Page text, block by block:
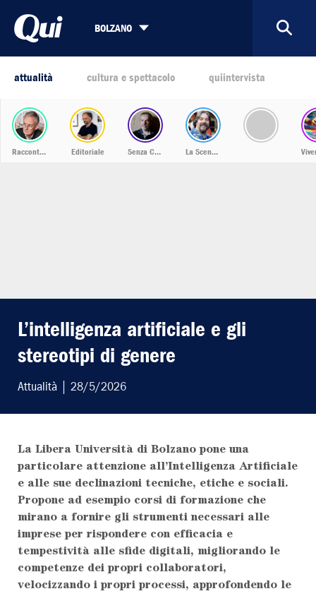
BOLZANO
SCRIVI AL
ABBONATI AL
attualità cultura e spettacolo quiintervista
L’intelligenza artificiale e gli
stereotipi di genere
Attualità | 28/5/2026
La Libera Università di Bolzano pone una
particolare attenzione all’Intelligenza Artificiale
e alle sue declinazioni tecniche, etiche e sociali.
Propone ad esempio corsi di formazione che
mirano a fornire gli strumenti necessari alle
imprese per rispondere con efficacia e
tempestività alle sfide digitali, migliorando le
competenze dei propri collaboratori,
velocizzando i propri processi, approfondendo le
Racconti dalla Bassa Editoriale Senza Confini La Scena Musicale